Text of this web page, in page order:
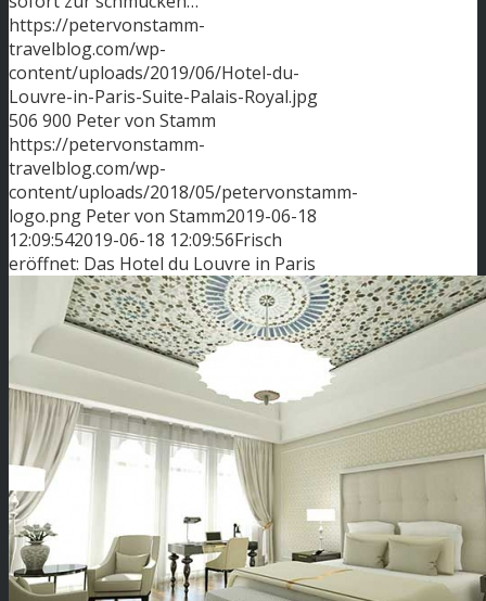
https://petervonstamm-
travelblog.com/wp-
content/uploads/2019/06/Hotel-du-
Louvre-in-Paris-Suite-Palais-Royal.jpg
506 900 Peter von Stamm
https://petervonstamm-
travelblog.com/wp-
content/uploads/2018/05/petervonstamm-
logo.png Peter von Stamm2019-06-18
12:09:542019-06-18 12:09:56Frisch
eröffnet: Das Hotel du Louvre in Paris